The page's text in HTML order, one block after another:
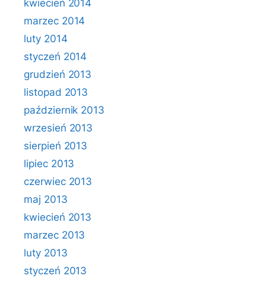
kwiecień 2014
marzec 2014
luty 2014
styczeń 2014
grudzień 2013
listopad 2013
październik 2013
wrzesień 2013
sierpień 2013
lipiec 2013
czerwiec 2013
maj 2013
kwiecień 2013
marzec 2013
luty 2013
styczeń 2013